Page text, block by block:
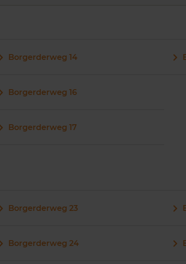
Borgerderweg 14
Borgerderweg 16
Borgerderweg 17
Borgerderweg 23
Borgerderweg 24